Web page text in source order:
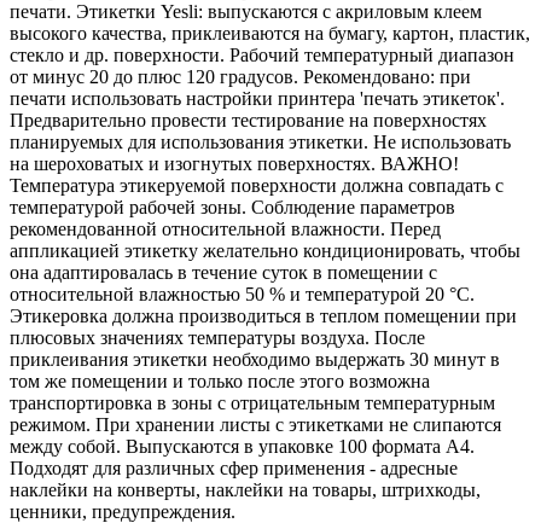
печати. Этикетки Yesli: выпускаются с акриловым клеем
высокого качества, приклеиваются на бумагу, картон, пластик,
стекло и др. поверхности. Рабочий температурный диапазон
от минус 20 до плюс 120 градусов. Рекомендовано: при
печати использовать настройки принтера 'печать этикеток'.
Предварительно провести тестирование на поверхностях
планируемых для использования этикетки. Не использовать
на шероховатых и изогнутых поверхностях. ВАЖНО!
Температура этикеруемой поверхности должна совпадать с
температурой рабочей зоны. Соблюдение параметров
рекомендованной относительной влажности. Перед
аппликацией этикетку желательно кондиционировать, чтобы
она адаптировалась в течение суток в помещении с
относительной влажностью 50 % и температурой 20 °С.
Этикеровка должна производиться в теплом помещении при
плюсовых значениях температуры воздуха. После
приклеивания этикетки необходимо выдержать 30 минут в
том же помещении и только после этого возможна
транспортировка в зоны с отрицательным температурным
режимом. При хранении листы с этикетками не слипаются
между собой. Выпускаются в упаковке 100 формата А4.
Подходят для различных сфер применения - адресные
наклейки на конверты, наклейки на товары, штрихкоды,
ценники, предупреждения.